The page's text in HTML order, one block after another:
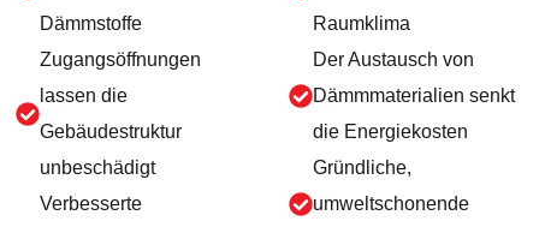
Dämmstoffe
Zugangsöffnungen
lassen die
Gebäudestruktur
unbeschädigt
Verbesserte
Raumklima
Der Austausch von
Dämmmaterialien senkt
die Energiekosten
Gründliche,
umweltschonende